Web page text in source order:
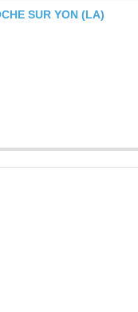
SUR YON (LA)